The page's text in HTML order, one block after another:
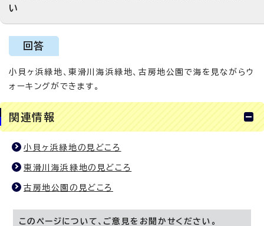
い
回答
小貝ヶ浜緑地、東滑川海浜緑地、古房地公園で海を見ながらウ
ォーキングができます。
関連情報
小貝ヶ浜緑地の見どころ
東滑川海浜緑地の見どころ
古房地公園の見どころ
このページについて、ご意見をお聞かせください。